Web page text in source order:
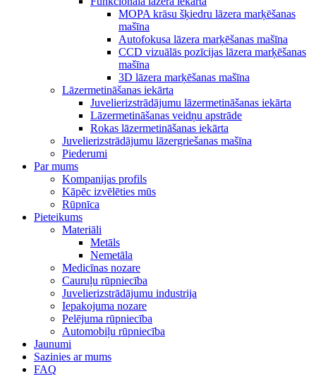
MOPA krāsu šķiedru lāzera marķēšanas
mašīna
Autofokusa lāzera marķēšanas mašīna
CCD vizuālās pozīcijas lāzera marķēšanas
mašīna
3D lāzera marķēšanas mašīna
Lāzermetināšanas iekārta
Juvelierizstrādājumu lāzermetināšanas iekārta
Lāzermetināšanas veidņu apstrāde
Rokas lāzermetināšanas iekārta
Juvelierizstrādājumu lāzergriešanas mašīna
Piederumi
Par mums
Kompanijas profils
Kāpēc izvēlēties mūs
Rūpnīca
Pieteikums
Materiāli
Metāls
Nemetāla
Medicīnas nozare
Cauruļu rūpniecība
Juvelierizstrādājumu industrija
Iepakojuma nozare
Pelējuma rūpniecība
Automobiļu rūpniecība
Jaunumi
Sazinies ar mums
FAQ